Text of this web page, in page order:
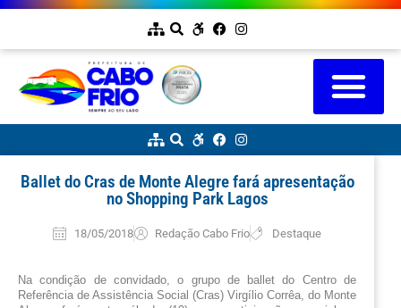
Ballet do Cras de Monte Alegre fará apresentação
no Shopping Park Lagos
18/05/2018 Redação Cabo Frio Destaque
Na condição de convidado, o grupo de ballet do Centro de
Referência de Assistência Social (Cras) Virgílio Corrêa, do Monte